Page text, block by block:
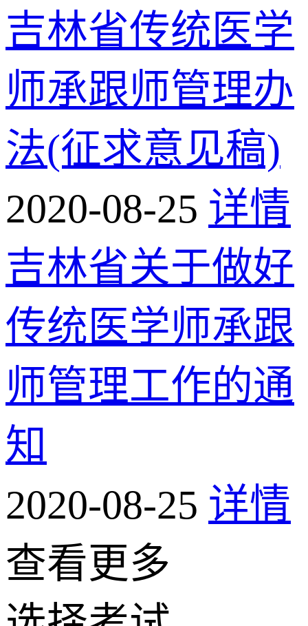
吉林省传统医学
师承跟师管理办
法(征求意见稿)
2020-08-25 详情
吉林省关于做好
传统医学师承跟
师管理工作的通
知
2020-08-25 详情
查看更多